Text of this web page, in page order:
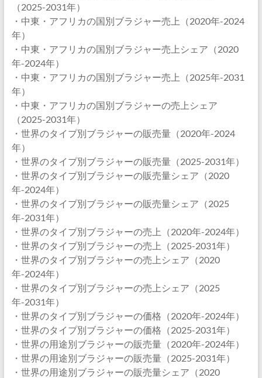
（2025-2031年）
・中東・アフリカの国別ブラジャー売上（2020年-2024
年）
・中東・アフリカの国別ブラジャー売上シェア（2020
年-2024年）
・中東・アフリカの国別ブラジャー売上（2025年-2031
年）
・中東・アフリカの国別ブラジャーの売上シェア
（2025-2031年）
・世界のタイプ別ブラジャーの販売量（2020年-2024
年）
・世界のタイプ別ブラジャーの販売量（2025-2031年）
・世界のタイプ別ブラジャーの販売量シェア（2020
年-2024年）
・世界のタイプ別ブラジャーの販売量シェア（2025
年-2031年）
・世界のタイプ別ブラジャーの売上（2020年-2024年）
・世界のタイプ別ブラジャーの売上（2025-2031年）
・世界のタイプ別ブラジャーの売上シェア（2020
年-2024年）
・世界のタイプ別ブラジャーの売上シェア（2025
年-2031年）
・世界のタイプ別ブラジャーの価格（2020年-2024年）
・世界のタイプ別ブラジャーの価格（2025-2031年）
・世界の用途別ブラジャーの販売量（2020年-2024年）
・世界の用途別ブラジャーの販売量（2025-2031年）
・世界の用途別ブラジャーの販売量シェア（2020